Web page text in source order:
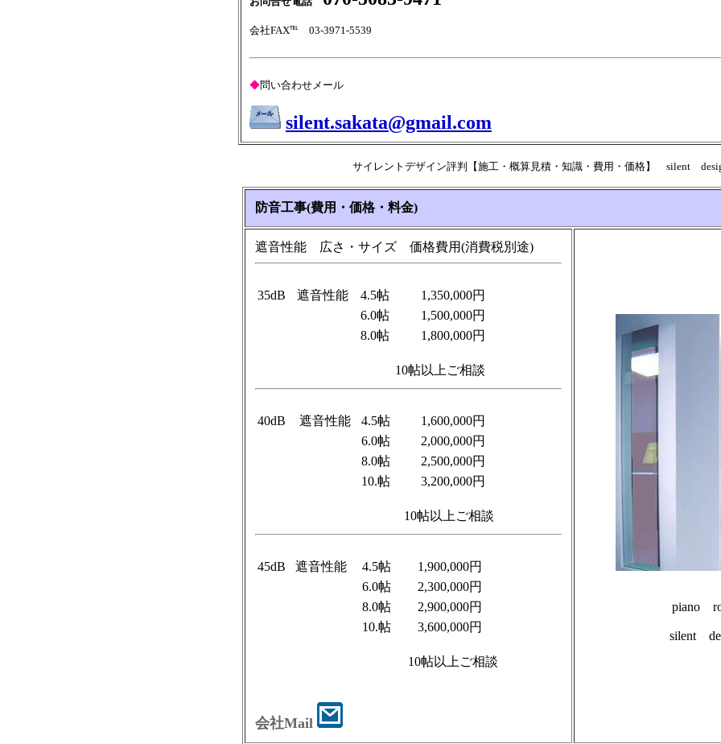
会社FAX℡ 03-3971-5539
◆問い合わせメール
silent.sakata@gmail.com
サイレントデザイン評判【施工・概算見積・知識・費用・価格】 silent
防音工事(費用・価格・料金)
遮音性能 広さ・サイズ 価格費用(消費税別途)
35dB 遮音性能 4.5帖
1,350,000円
6.0帖
1,500,000円
8.0帖
1,800,000円
10帖以上ご相談
40dB 遮音性能 4.5帖
1,600,000円
6.0帖
2,000,000円
8.0帖
2,500,000円
10.帖
3,200,000円
10帖以上ご相談
45dB 遮音性能 4.5帖
1,900,000円
6.0帖
2,300,000円
8.0帖
2,900,000円
10.帖
3,600,000円
10帖以上ご相談
会社Mail
piano
silent